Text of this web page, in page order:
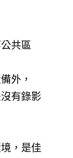
共區
外，
有錄影
，是佳